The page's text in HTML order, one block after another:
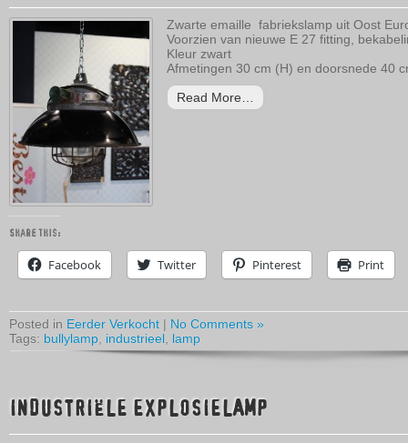
Zwarte emaille fabriekslamp uit Oost
Voorzien van nieuwe E 27 fitting,
Kleur zwart
Afmetingen 30 cm (H) en doorsnede 40
Read More…
Share this:
Facebook Twitter Pinterest Print
Posted in Eerder Verkocht | No Comments »
Tags: bullylamp industrieel lamp
INDUSTRIËLE EXPLOSIELAMP